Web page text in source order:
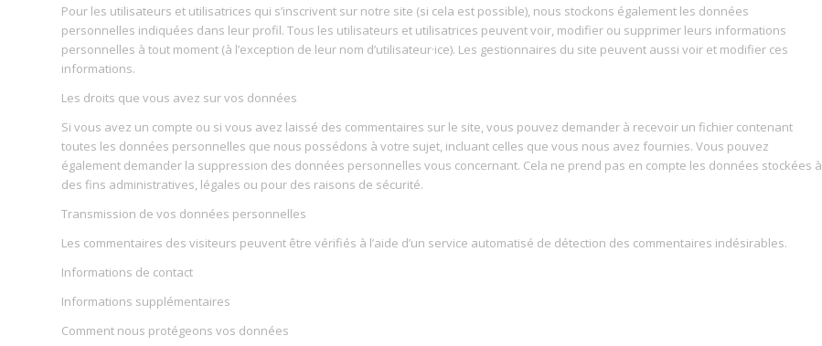
Pour les utilisateurs et utilisatrices qui s’inscrivent sur notre site (si cela est possible), nous stockons également les données
personnelles indiquées dans leur profil. Tous les utilisateurs et utilisatrices peuvent voir, modifier ou supprimer leurs informations
personnelles à tout moment (à l’exception de leur nom d’utilisateur·ice). Les gestionnaires du site peuvent aussi voir et modifier ces
informations.
Les droits que vous avez sur vos données
Si vous avez un compte ou si vous avez laissé des commentaires sur le site, vous pouvez demander à recevoir un fichier contenant
toutes les données personnelles que nous possédons à votre sujet, incluant celles que vous nous avez fournies. Vous pouvez
également demander la suppression des données personnelles vous concernant. Cela ne prend pas en compte les données stockées à
des fins administratives, légales ou pour des raisons de sécurité.
Transmission de vos données personnelles
Les commentaires des visiteurs peuvent être vérifiés à l’aide d’un service automatisé de détection des commentaires indésirables.
Informations de contact
Informations supplémentaires
Comment nous protégeons vos données